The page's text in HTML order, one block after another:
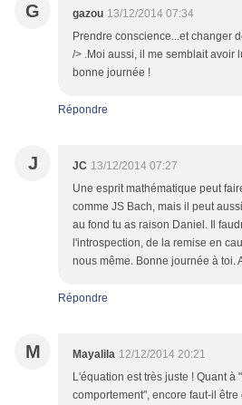
G gazou 13/12/2014 07:34
Prendre conscience...et changer
/> .Moi aussi, il me semblait avoir
bonne journée !
Répondre
J JC 13/12/2014 07:27
Une esprit mathématique peut
comme JS Bach, mais il peut
au fond tu as raison Daniel. Il
l'introspection, de la remise en
nous même. Bonne journée à toi.
Répondre
M Mayalila 12/12/2014 20:21
L'équation est très juste ! Quant à
comportement", encore faut-il